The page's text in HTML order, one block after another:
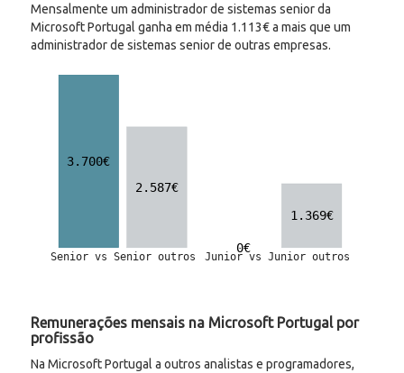
Mensalmente um administrador de sistemas senior da
Microsoft Portugal ganha em média 1.113€ a mais que um
administrador de sistemas senior de outras empresas.
Remunerações mensais na Microsoft Portugal por
profissão
Na Microsoft Portugal a outros analistas e programadores,